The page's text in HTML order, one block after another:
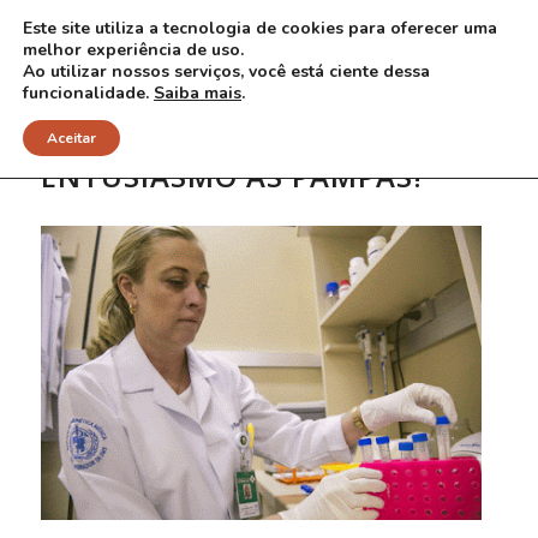
ENTUSIASMO ÀS PAMPAS!
Este site utiliza a tecnologia de cookies para oferecer uma
melhor experiência de uso.
Ao utilizar nossos serviços, você está ciente dessa
funcionalidade. Saiba mais.
Aceitar